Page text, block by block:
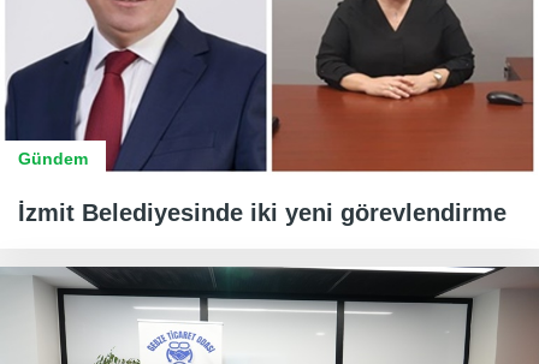
Gündem
İzmit Belediyesinde iki yeni görevlendirme